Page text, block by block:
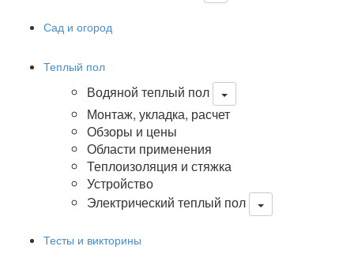
Сад и огород
Теплый пол
Водяной теплый пол
Монтаж, укладка, расчет
Обзоры и цены
Области применения
Теплоизоляция и стяжка
Устройство
Электрический теплый пол
Тесты и викторины